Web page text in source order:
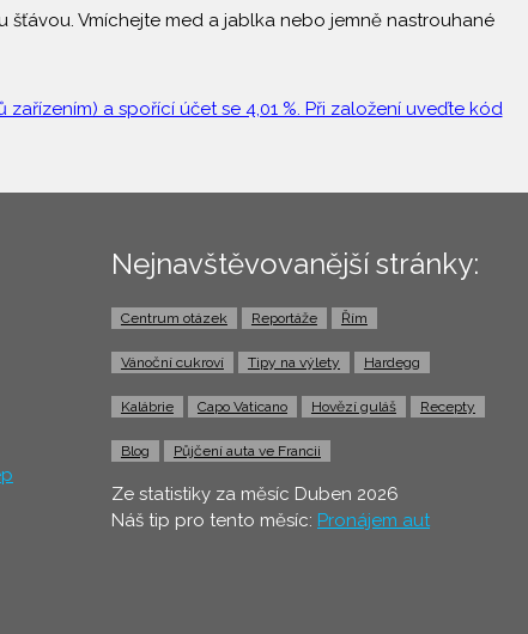
Vmíchejte med a jablka nebo jemně nastrouhané
a spořící účet se 4,01 %. Při založení uveďte kód
Nejnavštěvovanější stránky:
Centrum otázek Reportáže Řím
Vánoční cukroví Tipy na výlety Hardegg
Kalábrie Capo Vaticano Hovězí guláš Recepty
Blog Půjčení auta ve Francii
Ze statistiky za měsíc Duben 2026
Náš tip pro tento měsíc: Pronájem aut